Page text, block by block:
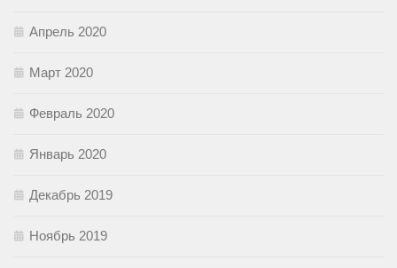
Апрель 2020
Март 2020
Февраль 2020
Январь 2020
Декабрь 2019
Ноябрь 2019